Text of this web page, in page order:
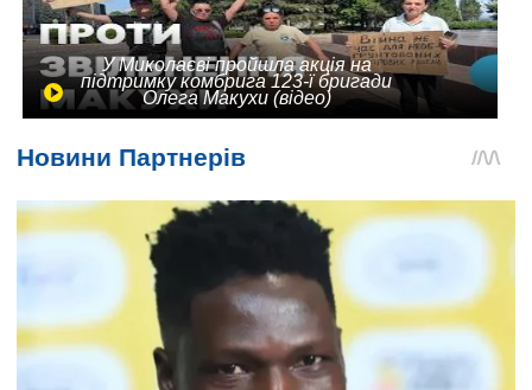
У Миколаєві пройшла акція на
підтримку комбрига 123-ї бригади
Олега Макухи (відео)